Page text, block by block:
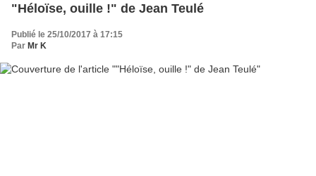
"Héloïse, ouille !" de Jean Teulé
Publié le 25/10/2017 à 17:15
Par Mr K